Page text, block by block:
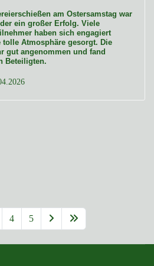
am Ostersamstag war
ein großer Erfolg. Viele
haben sich engagiert
Atmosphäre gesorgt. Die
gut angenommen und fand
Beteiligten.
4 5